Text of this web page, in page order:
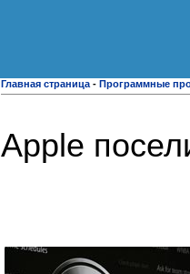
Главная страница - Программные
Apple